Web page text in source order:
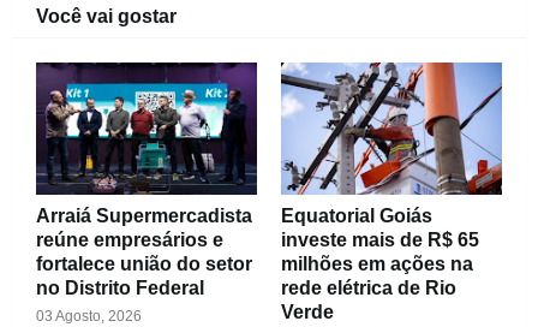
Você vai gostar
Arraiá Supermercadista
reúne empresários e
fortalece união do setor
no Distrito Federal
03 Agosto, 2026
Equatorial Goiás
investe mais de R$ 65
milhões em ações na
rede elétrica de Rio
Verde